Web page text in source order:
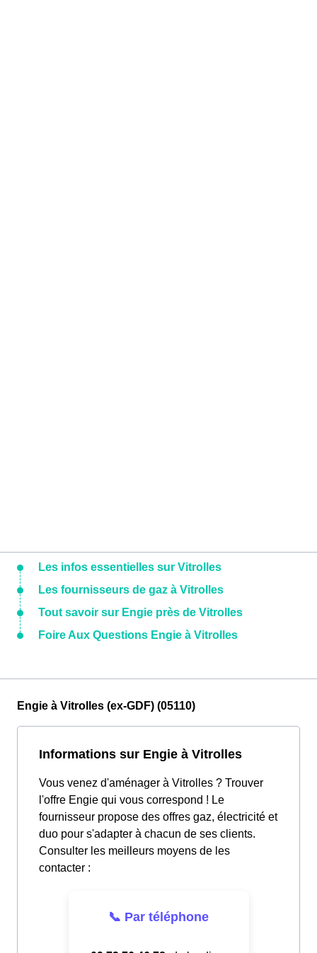
Les infos essentielles sur Vitrolles
Les fournisseurs de gaz à Vitrolles
Tout savoir sur Engie près de Vitrolles
Foire Aux Questions Engie à Vitrolles
Engie à Vitrolles (ex-GDF) (05110)
Informations sur Engie à Vitrolles
Vous venez d'aménager à Vitrolles ? Trouver
l'offre Engie qui vous correspond ! Le
fournisseur propose des offres gaz, électricité et
duo pour s'adapter à chacun de ses clients.
Consulter les meilleurs moyens de les
contacter :
📞 Par téléphone